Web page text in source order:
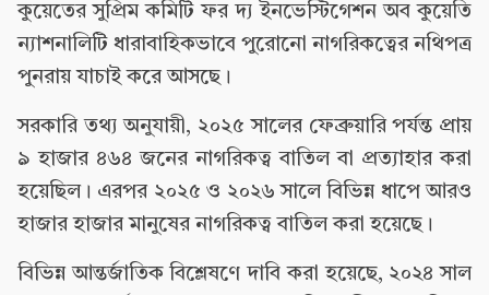
কুয়েতের সুপ্রিম কমিটি ফর দ্য ইনভেস্টিগেশন অব কুয়েতি
ন্যাশনালিটি ধারাবাহিকভাবে পুরোনো নাগরিকত্বের নথিপত্র
পুনরায় যাচাই করে আসছে।
সরকারি তথ্য অনুযায়ী, ২০২৫ সালের ফেব্রুয়ারি পর্যন্ত প্রায়
৯ হাজার ৪৬৪ জনের নাগরিকত্ব বাতিল বা প্রত্যাহার করা
হয়েছিল। এরপর ২০২৫ ও ২০২৬ সালে বিভিন্ন ধাপে আরও
হাজার হাজার মানুষের নাগরিকত্ব বাতিল করা হয়েছে।
বিভিন্ন আন্তর্জাতিক বিশ্লেষণে দাবি করা হয়েছে, ২০২৪ সাল